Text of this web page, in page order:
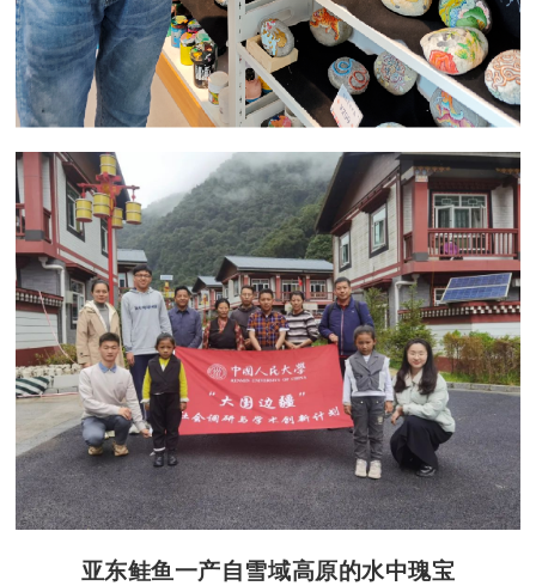
亚东鲑鱼一产自雪域高原的水中瑰宝